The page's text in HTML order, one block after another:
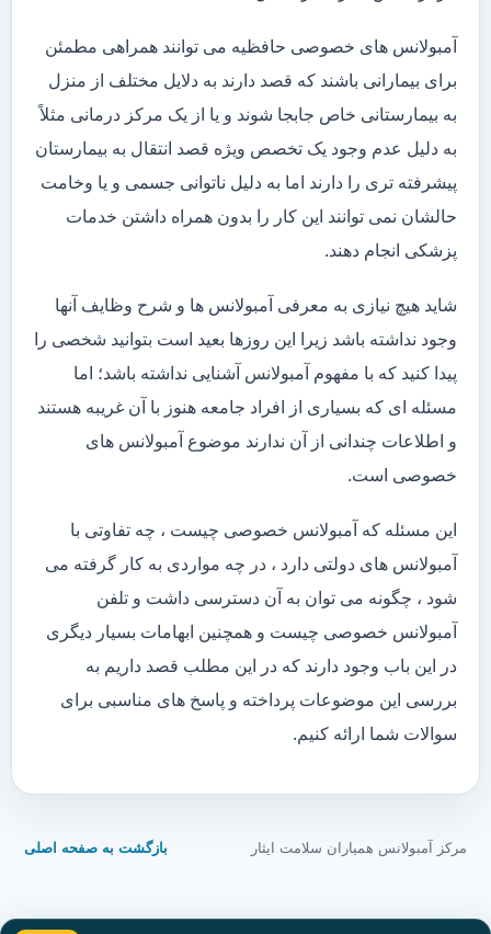
آمبولانس های خصوصی حافظیه می توانند همراهی مطمئن
برای بیمارانی باشند که قصد دارند به دلایل مختلف از منزل
به بیمارستانی خاص جابجا شوند و یا از یک مرکز درمانی مثلاً
به دلیل عدم وجود یک تخصص ویژه قصد انتقال به بیمارستان
پیشرفته تری را دارند اما به دلیل ناتوانی جسمی و یا وخامت
حالشان نمی توانند این کار را بدون همراه داشتن خدمات
پزشکی انجام دهند.
شاید هیچ نیازی به معرفی آمبولانس ها و شرح وظایف آنها
وجود نداشته باشد زیرا این روزها بعید است بتوانید شخصی را
پیدا کنید که با مفهوم آمبولانس آشنایی نداشته باشد؛ اما
مسئله ای که بسیاری از افراد جامعه هنوز با آن غریبه هستند
و اطلاعات چندانی از آن ندارند موضوع آمبولانس های
خصوصی است.
این مسئله که آمبولانس خصوصی چیست ، چه تفاوتی با
آمبولانس های دولتی دارد ، در چه مواردی به کار گرفته می
شود ، چگونه می توان به آن دسترسی داشت و تلفن
آمبولانس خصوصی چیست و همچنین ابهامات بسیار دیگری
در این باب وجود دارند که در این مطلب قصد داریم به
بررسی این موضوعات پرداخته و پاسخ های مناسبی برای
سوالات شما ارائه کنیم.
مرکز آمبولانس همیاران سلامت ایثار بازگشت به صفحه اصلی